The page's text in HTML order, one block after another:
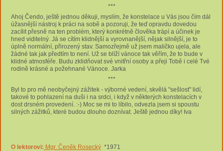
***
Ahoj Čendo, ještě jednou děkuji, myslím, že konstelace u Vás jsou čím dál
úžasnější nástroj k práci na sobě a pozoruji, že teď opravdu dovedou
zacílit přesně na ten problém, který konkrétně člověka trápí a účinek je
hned viditelný. Já se cítím klidnější a vyrovnanější, nějak silnější, je to
úplně normální, přirozený stav. Samozřejmě už jsem maličko ujela, ale
žádné tak jak předtím to není. Už se blíží vánoce tak věřím, že to bude v
klidné atmosféře. Budu zklidňovat své vnitřní osoby a přeji Tobě i celé Tvé
rodině krásné a požehnané Vánoce. Jarka
***
Byl to pro mě neobyčejný zážitek - výborné vedení, skvělá "sešlost" lidí,
takové to pohlazení na duši i na srdci, i když v některých konstelacích v
dost drsném provedení. :-) Moc se mi to líbilo, odvezla jsem si spoustu
silných zážitků, které budou dlouho doznívat. Ještě jednou díky! Iva
O lektorovi: Mgr. Čeněk Rosecký *1971